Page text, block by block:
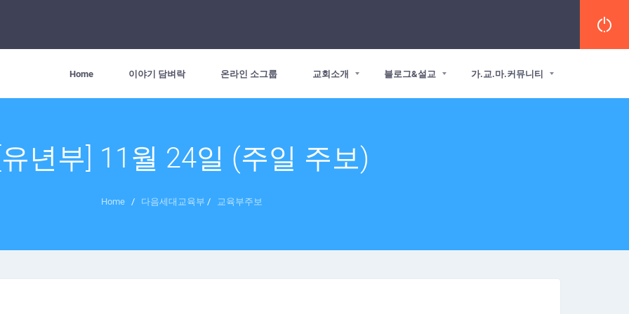
Home 이야기 담벼락 온라인 소그룹 교회소개 블로그&설교 가.교.마.커뮤니티
[유년부] 11월 24일 (주일 주보)
Home / 다음세대교육부 / 교육부주보